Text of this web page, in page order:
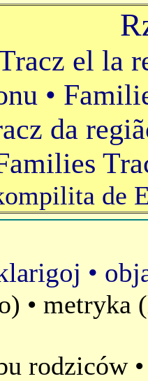
el la
•
da
de
•
• metryka
rodziców